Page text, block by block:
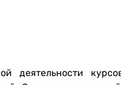
деятельности